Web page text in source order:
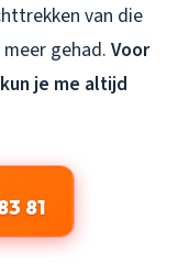
van die
gehad. Voor
je me altijd
81